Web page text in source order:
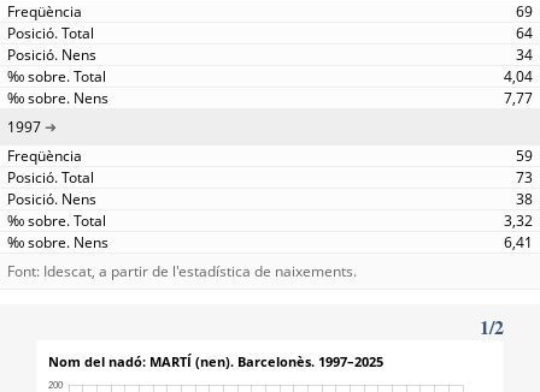
69
64
34
4,04
7,77
1997
59
73
38
3,32
6,41
Font: Idescat, a partir de l'estadística de naixements.